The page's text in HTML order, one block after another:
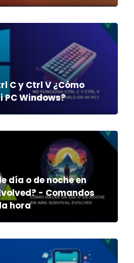
C y Ctrl V ¿Cómo
PC Windows?
día o de noche en
- Comandos
hora